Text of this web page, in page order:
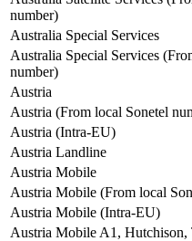
number)
Australia Special Services
Australia Special Services
number)
Austria
Austria (From local Sonetel
Austria (Intra-EU)
Austria Landline
Austria Mobile
Austria Mobile (From local
Austria Mobile (Intra-EU)
Austria Mobile A1, Hutchison,